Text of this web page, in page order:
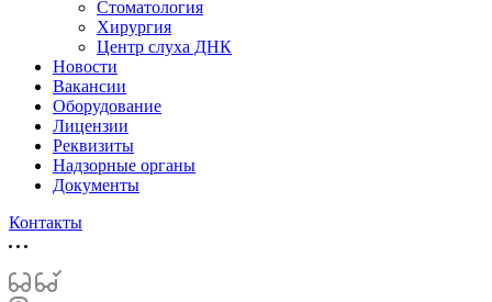
Стоматология
Хирургия
Центр слуха ДНК
Новости
Вакансии
Оборудование
Лицензии
Реквизиты
Надзорные органы
Документы
Контакты